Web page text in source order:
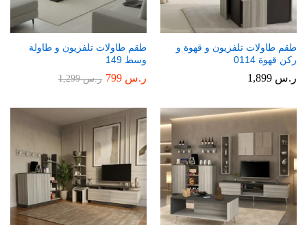
طقم طاولات تلفزيون و قهوة و
ركن قهوة 0114
ر.س
طقم طاولات تلفزيون و طاولة
وسط 149
ر.س ر.س1,299